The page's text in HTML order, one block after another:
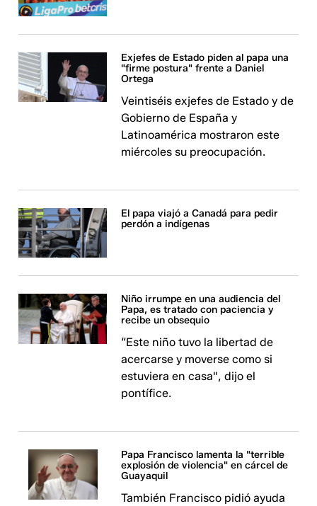
Exjefes de Estado piden al papa una
"firme postura" frente a Daniel
Ortega
Veintiséis exjefes de Estado y de
Gobierno de España y
Latinoamérica mostraron este
miércoles su preocupación.
El papa viajó a Canadá para pedir
perdón a indígenas
Niño irrumpe en una audiencia del
Papa, es tratado con paciencia y
recibe un obsequio
“Este niño tuvo la libertad de
acercarse y moverse como si
estuviera en casa", dijo el
pontífice.
Papa Francisco lamenta la "terrible
explosión de violencia" en cárcel de
Guayaquil
También Francisco pidió ayuda